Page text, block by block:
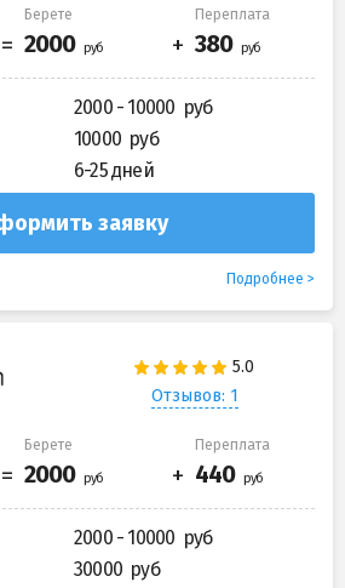
Берете Переплата
2000 - 10000
10000
6-25 дней
заявку
Подробнее
Отзывов: 1
Берете Переплата
2000 - 10000
30000